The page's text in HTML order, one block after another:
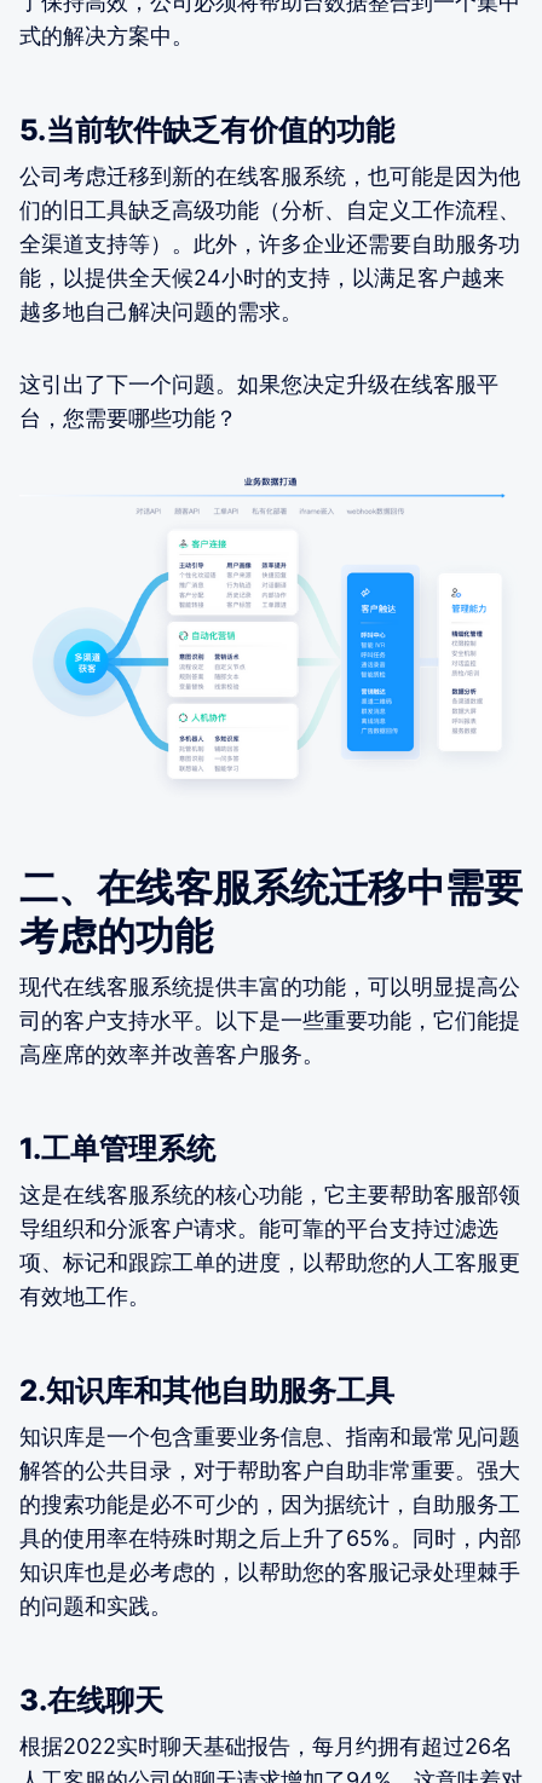
式的解决方案中。
5.当前软件缺乏有价值的功能
公司考虑迁移到新的在线客服系统，也可能是因为他
们的旧工具缺乏高级功能（分析、自定义工作流程、
全渠道支持等）。此外，许多企业还需要自助服务功
能，以提供全天候24小时的支持，以满足客户越来
越多地自己解决问题的需求。
这引出了下一个问题。如果您决定升级在线客服平
台，您需要哪些功能？
二、在线客服系统迁移中需要
考虑的功能
现代在线客服系统提供丰富的功能，可以明显提高公
司的客户支持水平。以下是一些重要功能，它们能提
高座席的效率并改善客户服务。
1.工单管理系统
这是在线客服系统的核心功能，它主要帮助客服部领
导组织和分派客户请求。能可靠的平台支持过滤选
项、标记和跟踪工单的进度，以帮助您的人工客服更
有效地工作。
2.知识库和其他自助服务工具
知识库是一个包含重要业务信息、指南和最常见问题
解答的公共目录，对于帮助客户自助非常重要。强大
的搜索功能是必不可少的，因为据统计，自助服务工
具的使用率在特殊时期之后上升了65%。同时，内部
知识库也是必考虑的，以帮助您的客服记录处理棘手
的问题和实践。
3.在线聊天
根据2022实时聊天基础报告，每月约拥有超过26名